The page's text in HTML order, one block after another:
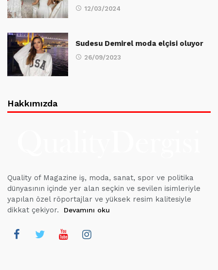
12/03/2024
Sudesu Demirel moda elçisi oluyor
26/09/2023
Hakkımızda
Quality of Magazine iş, moda, sanat, spor ve politika
dünyasının içinde yer alan seçkin ve sevilen isimleriyle
yapılan özel röportajlar ve yüksek resim kalitesiyle
dikkat çekiyor.
Devamını oku